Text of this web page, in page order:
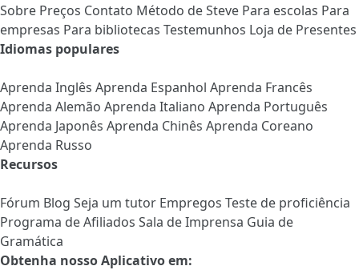
Sobre Preços Contato Método de Steve Para escolas Para
empresas Para bibliotecas Testemunhos Loja de Presentes
Idiomas populares
Aprenda Inglês Aprenda Espanhol Aprenda Francês
Aprenda Alemão Aprenda Italiano Aprenda Português
Aprenda Japonês Aprenda Chinês Aprenda Coreano
Aprenda Russo
Recursos
Fórum Blog Seja um tutor Empregos Teste de proficiência
Programa de Afiliados Sala de Imprensa Guia de
Gramática
Obtenha nosso Aplicativo em: